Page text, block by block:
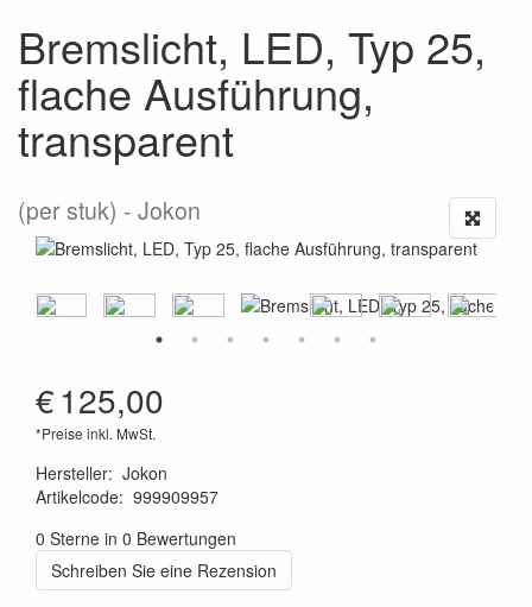
Bremslicht, LED, Typ 25,
flache Ausführung,
transparent
(per stuk) Jokon
€125,00
*Preise inkl. MwSt.
Hersteller: Jokon
Artikelcode: 999909957
0 Sterne in 0 Bewertungen
Schreiben Sie eine Rezension